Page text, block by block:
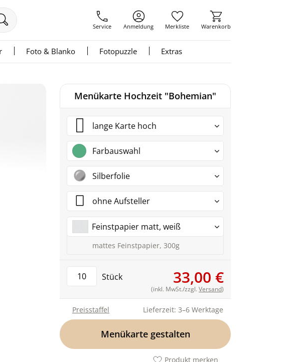
Service Anmeldung Merkliste Warenkorb
Foto & Blanko Fotopuzzle Extras
Menükarte Hochzeit "Bohemian"
lange Karte hoch
Farbauswahl
Silberfolie
ohne Aufsteller
Feinstpapier matt, weiß
mattes Feinstpapier, 300g
Stück 33,00 €
(inkl. MwSt./zzgl. Versand)
Lieferzeit: 3–6 Werktage
Preisstaffel
Menükarte gestalten
Produkt merken